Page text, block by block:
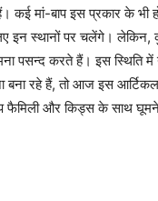
कई मां-बाप इस प्रकार के भी
स्थानों पर चलेंगे। लेकिन,
पसन्द करते हैं। इस स्थिति
बना रहे हैं, तो आज इस
फैमिली और किड्स के साथ